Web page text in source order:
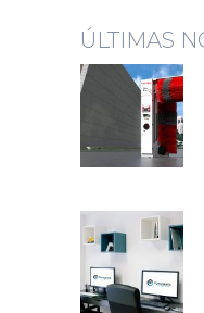
ÚLTIMAS